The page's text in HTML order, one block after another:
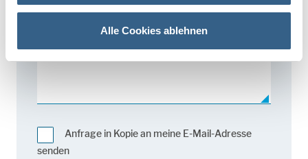
Alle Cookies ablehnen
Anfrage in Kopie an meine E-Mail-Adresse
senden